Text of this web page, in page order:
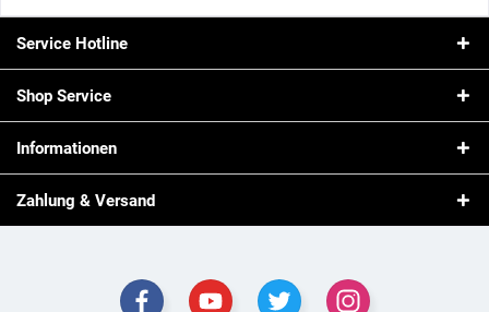
Service Hotline
Shop Service
Informationen
Zahlung & Versand